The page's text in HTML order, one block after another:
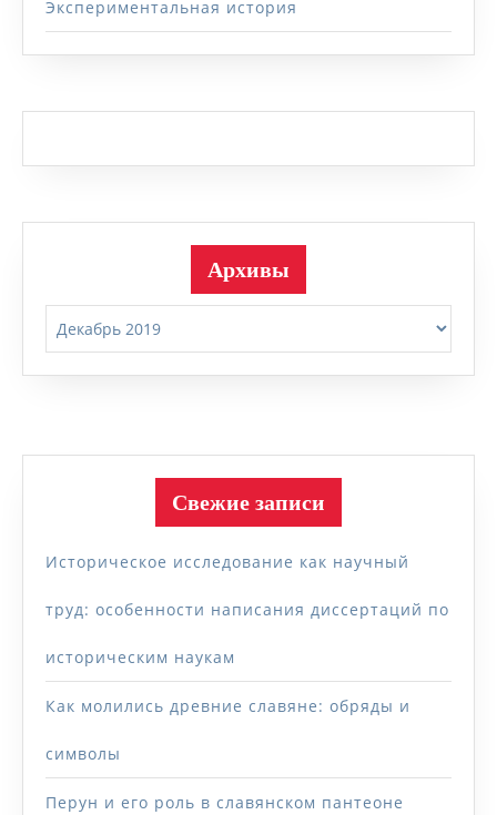
Экспериментальная история
Архивы
Свежие записи
Историческое исследование как научный
труд: особенности написания диссертаций по
историческим наукам
Как молились древние славяне: обряды и
символы
Перун и его роль в славянском пантеоне